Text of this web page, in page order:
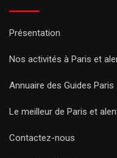
Présentation
Nos activités à Paris et
Annuaire des Guides Paris
Le meilleur de Paris et
Contactez-nous